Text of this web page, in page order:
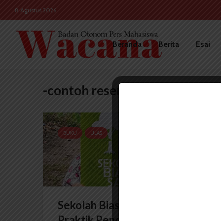
8 Agustus 2026
Beranda Berita Esai
-contoh resensi buku
BUKU ULAS
Sekolah Biasa Saja: Kritik